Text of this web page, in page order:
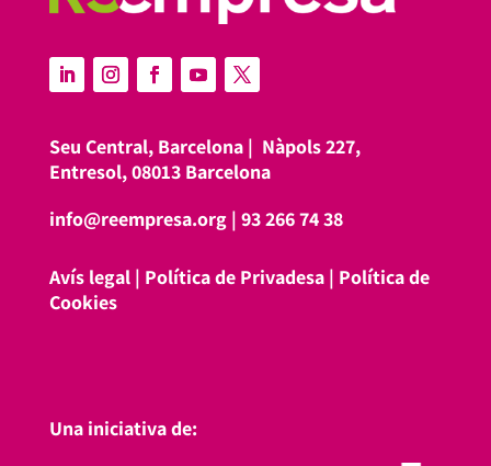
Seu Central, Barcelona | Nàpols 227,
Entresol, 08013 Barcelona
info@reempresa.org| 93 266 74 38
Avís legal| Política de Privadesa| Política de
Cookies
Una iniciativa de: